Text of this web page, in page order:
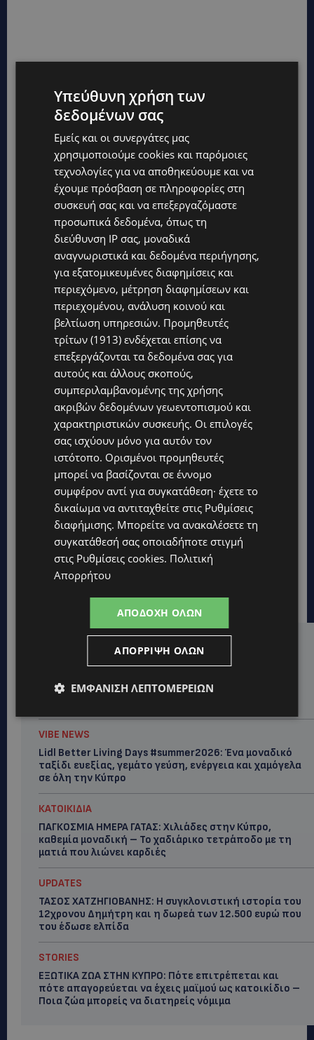
TOP ΔΙΚΑΣΤΙΚΆ ΝΑΡΚΩΤΙΚΆ
Η Peugeot είναι ο επίσημος συνεργάτης του
VIBE NEWS
Lidl Better Living Days #summer2026: Ένα μοναδικό
ταξίδι ευεξίας, γεμάτο γεύση, ενέργεια και χαμόγελα
σε όλη την Κύπρο
ΚΑΤΟΙΚΙΔΙΑ
ΠΑΓΚΟΣΜΙΑ ΗΜΕΡΑ ΓΑΤΑΣ: Χιλιάδες στην Κύπρο,
καθεμία μοναδική – Το χαδιάρικο τετράποδο με τη
ματιά που λιώνει καρδιές
UPDATES
ΤΑΣΟΣ ΧΑΤΖΗΓΙΟΒΑΝΗΣ: Η συγκλονιστική ιστορία του
12χρονου Δημήτρη και η δωρεά των 12.500 ευρώ που
του έδωσε ελπίδα
STORIES
ΕΞΩΤΙΚΑ ΖΩΑ ΣΤΗΝ ΚΥΠΡΟ: Πότε επιτρέπεται και
πότε απαγορεύεται να έχεις μαϊμού ως κατοικίδιο –
Ποια ζώα μπορείς να διατηρείς νόμιμα
Υπεύθυνη χρήση των
δεδομένων σας
Εμείς και οι συνεργάτες μας
χρησιμοποιούμε cookies και παρόμοιες
τεχνολογίες για να αποθηκεύουμε και να
έχουμε πρόσβαση σε πληροφορίες στη
συσκευή σας και να επεξεργαζόμαστε
προσωπικά δεδομένα, όπως τη
διεύθυνση IP σας, μοναδικά
αναγνωριστικά και δεδομένα περιήγησης,
για εξατομικευμένες διαφημίσεις και
περιεχόμενο, μέτρηση διαφημίσεων και
περιεχομένου, ανάλυση κοινού και
βελτίωση υπηρεσιών. Προμηθευτές
τρίτων (1913) ενδέχεται επίσης να
επεξεργάζονται τα δεδομένα σας για
αυτούς και άλλους σκοπούς,
συμπεριλαμβανομένης της χρήσης
ακριβών δεδομένων γεωεντοπισμού και
χαρακτηριστικών συσκευής. Οι επιλογές
σας ισχύουν μόνο για αυτόν τον
ιστότοπο. Ορισμένοι προμηθευτές
μπορεί να βασίζονται σε έννομο
συμφέρον αντί για συγκατάθεση· έχετε το
δικαίωμα να αντιταχθείτε στις Ρυθμίσεις
διαφήμισης. Μπορείτε να ανακαλέσετε τη
συγκατάθεσή σας οποιαδήποτε στιγμή
στις Ρυθμίσεις cookies. Πολιτική
Απορρήτου
ΑΠΟΔΟΧΉ ΌΛΩΝ
ΑΠΌΡΡΙΨΗ ΌΛΩΝ
ΕΜΦΆΝΙΣΗ ΛΕΠΤΟΜΕΡΕΙΏΝ